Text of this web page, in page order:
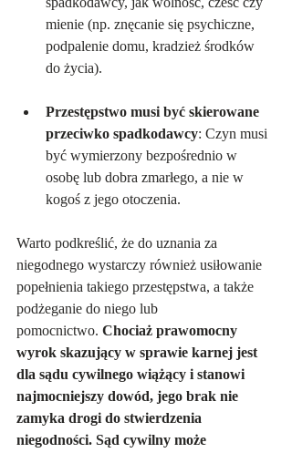
mienie (np. znęcanie się psychiczne,
podpalenie domu, kradzież środków
do życia).
Przestępstwo musi być skierowane
przeciwko spadkodawcy: Czyn musi
być wymierzony bezpośrednio w
osobę lub dobra zmarłego, a nie w
kogoś z jego otoczenia.
Warto podkreślić, że do uznania za
niegodnego wystarczy również usiłowanie
popełnienia takiego przestępstwa, a także
podżeganie do niego lub
pomocnictwo. Chociaż prawomocny
wyrok skazujący w sprawie karnej jest
dla sądu cywilnego wiążący i stanowi
najmocniejszy dowód, jego brak nie
zamyka drogi do stwierdzenia
niegodności. Sąd cywilny może